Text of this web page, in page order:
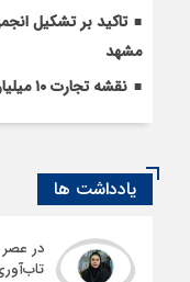
تاکید بر تشکیل
مشهد
نقشه تجارت ۱۰‌ میلیارد دلاری با پاکستان
یادداشت ها
در عصر